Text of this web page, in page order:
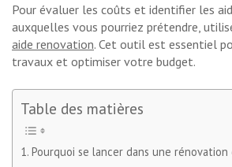
Pour évaluer les coûts et identifier les
auxquelles vous pourriez prétendre,
aide renovation. Cet outil est essentiel
travaux et optimiser votre budget.
Table des matières
Pourquoi se lancer dans une